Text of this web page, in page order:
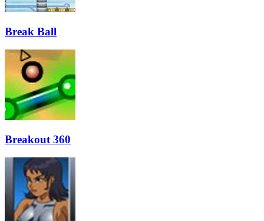
Break Ball
Breakout 360